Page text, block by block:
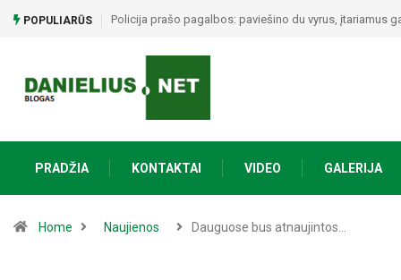
POPULIARŪS Alytuje ARO šturmavo butą: sulaikytas vyras, kratos
PRADŽIA KONTAKTAI VIDEO GALERIJA
Home Naujienos Dauguose bus atnaujintos…